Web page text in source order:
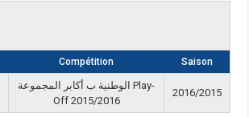
Compétition Saison
الوطنية ب أكابر المجموعة Play-
Off 2015/2016
2016/2015